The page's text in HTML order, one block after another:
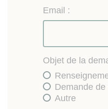
Email :
Objet de la
Demande de
Autre